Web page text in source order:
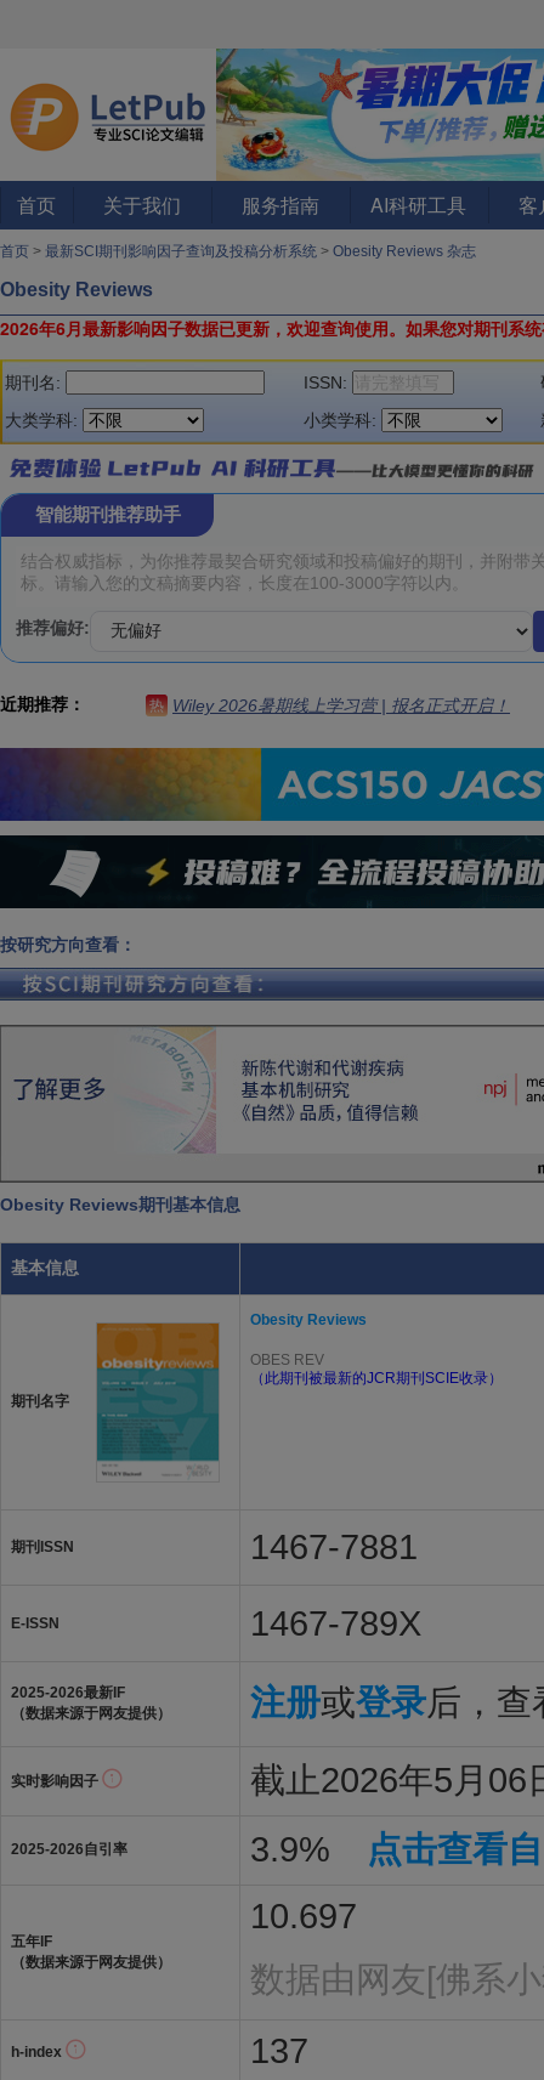
首页 关于我们 服务指南 AI科研工具 客
首页 > 最新SCI期刊影响因子查询及投稿分析系统 > Obesity Reviews 杂志
Obesity Reviews
2026年6月最新影响因子数据已更新，欢迎查询使用。 如果您对期刊系
期刊名: ISSN:
大类学科:
小类学科:
智能期刊推荐助手
推荐偏好:
近期推荐： 热 Wiley 2026暑期线上学习营 | 报名正式开启！
按研究方向查看：
Obesity Reviews期刊基本信息
基本信息
期刊名字
Obesity Reviews
OBES REV
（此期刊被最新的JCR期刊SCIE收录）
期刊ISSN 1467-7881
E-ISSN 1467-789X
2025-2026最新IF
（数据来源于网友提供）
注册或登录后，查
实时影响因子 截止2026年5月06
2025-2026自引率 3.9% 点击查看
五年IF
（数据来源于网友提供）
10.697
数据由网友[佛系
h-index 137